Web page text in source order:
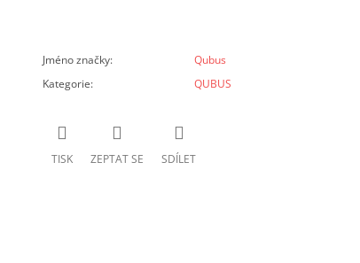
Jméno značky:
Qubus
Kategorie: QUBUS
TISK ZEPTAT SE SDÍLET